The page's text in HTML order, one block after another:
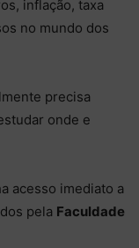
inflação, taxa
no mundo dos
precisa
onde e
acesso imediato a
pela Faculdade